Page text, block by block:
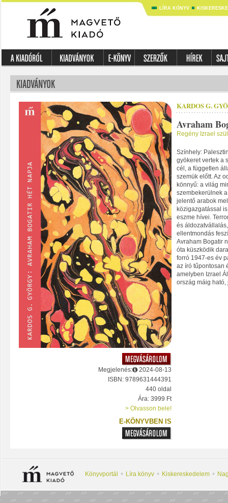
LÍRA KÖNYV
Megjelenés:
2024-08-13
ISBN: 9789631444391
440 oldal
Ára: 3999 Ft
> Olvasson bele!
E-KÖNYVBEN IS
KARDOS G.
Avraham
Regény Izrael
Színhely:
gyökeret vertek a
cél, a független
szemük előtt. Az
könnyű: a világ
szembekerülnek
jelentő arabok
közigazgatással
eszme hívei.
és
ellentmondás
Avraham Bogatir
óta küszködik
forró 1947-es év
az író tűpontosan
amelyben Izrael
ország máig ható,
Könyvportál Líra könyv Kiskereskedelem